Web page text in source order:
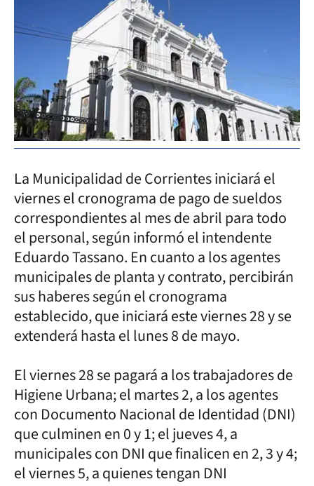
La Municipalidad de Corrientes iniciará el
viernes el cronograma de pago de sueldos
correspondientes al mes de abril para todo
el personal, según informó el intendente
Eduardo Tassano. En cuanto a los agentes
municipales de planta y contrato, percibirán
sus haberes según el cronograma
establecido, que iniciará este viernes 28 y se
extenderá hasta el lunes 8 de mayo.
El viernes 28 se pagará a los trabajadores de
Higiene Urbana; el martes 2, a los agentes
con Documento Nacional de Identidad (DNI)
que culminen en 0 y 1; el jueves 4, a
municipales con DNI que finalicen en 2, 3 y 4;
el viernes 5, a quienes tengan DNI